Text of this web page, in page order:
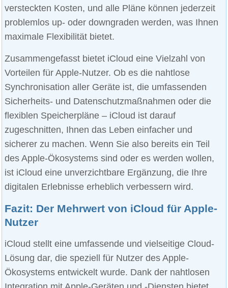
versteckten Kosten, und alle Pläne können jederzeit
problemlos up- oder downgraden werden, was Ihnen
maximale Flexibilität bietet.
Zusammengefasst bietet iCloud eine Vielzahl von
Vorteilen für Apple-Nutzer. Ob es die nahtlose
Synchronisation aller Geräte ist, die umfassenden
Sicherheits- und Datenschutzmaßnahmen oder die
flexiblen Speicherpläne – iCloud ist darauf
zugeschnitten, Ihnen das Leben einfacher und
sicherer zu machen. Wenn Sie also bereits ein Teil
des Apple-Ökosystems sind oder es werden wollen,
ist iCloud eine unverzichtbare Ergänzung, die Ihre
digitalen Erlebnisse erheblich verbessern wird.
Fazit: Der Mehrwert von iCloud für Apple-
Nutzer
iCloud stellt eine umfassende und vielseitige Cloud-
Lösung dar, die speziell für Nutzer des Apple-
Ökosystems entwickelt wurde. Dank der nahtlosen